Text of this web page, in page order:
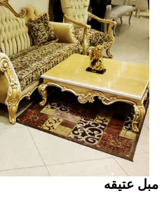
مبل عتیقه